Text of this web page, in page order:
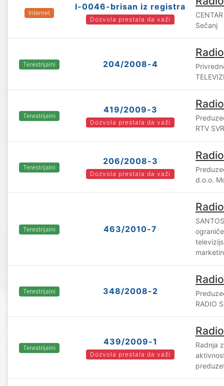
Internet
I-0046-brisan iz registra
Dozvola prestala da važi
Sečanj
Terestrijalni 204/2008-4
Terestrijalni
419/2009-3
Dozvola prestala da važi
RTV
Terestrijalni
206/2008-3
Dozvola prestala da važi
d.o.o.
Terestrijalni 463/2010-7
Terestrijalni 348/2008-2
RADIO
Terestrijalni
439/2009-1
Dozvola prestala da važi
Radnja